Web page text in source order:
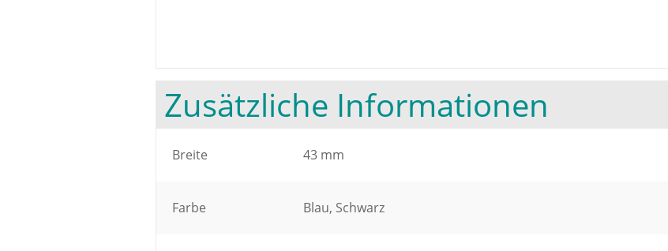
Zusätzliche Informationen
Breite 43 mm
Farbe Blau, Schwarz